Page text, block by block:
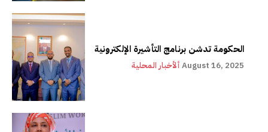
الحكومة تدشن برنامج التأشيرة الإلكترونية
ألأخبار المحلية August 16, 2025